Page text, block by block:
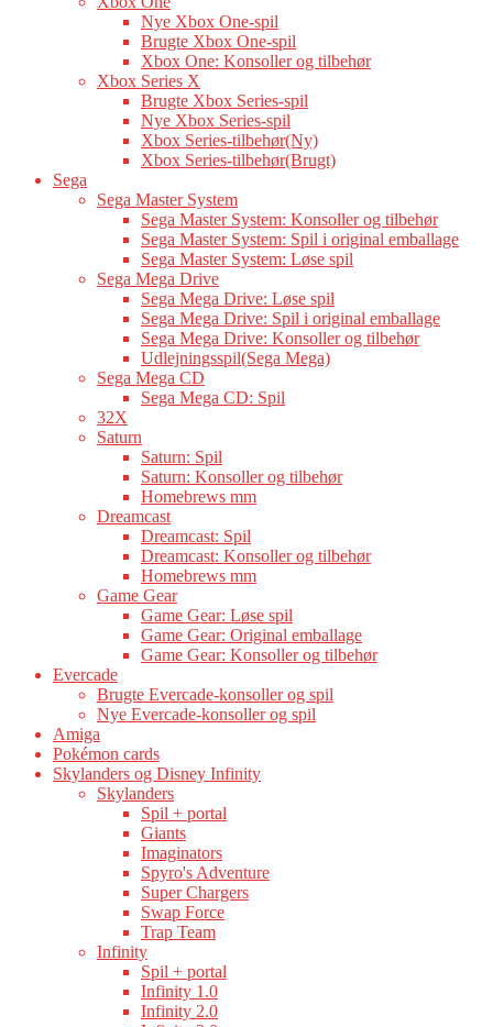
Nye Xbox One-spil
Brugte Xbox One-spil
Xbox One: Konsoller og tilbehør
Xbox Series X
Brugte Xbox Series-spil
Nye Xbox Series-spil
Xbox Series-tilbehør(Ny)
Xbox Series-tilbehør(Brugt)
Sega
Sega Master System
Sega Master System: Konsoller og tilbehør
Sega Master System: Spil i original emballage
Sega Master System: Løse spil
Sega Mega Drive
Sega Mega Drive: Løse spil
Sega Mega Drive: Spil i original emballage
Sega Mega Drive: Konsoller og tilbehør
Udlejningsspil(Sega Mega)
Sega Mega CD
Sega Mega CD: Spil
32X
Saturn
Saturn: Spil
Saturn: Konsoller og tilbehør
Homebrews mm
Dreamcast
Dreamcast: Spil
Dreamcast: Konsoller og tilbehør
Homebrews mm
Game Gear
Game Gear: Løse spil
Game Gear: Original emballage
Game Gear: Konsoller og tilbehør
Evercade
Brugte Evercade-konsoller og spil
Nye Evercade-konsoller og spil
Amiga
Pokémon cards
Skylanders og Disney Infinity
Skylanders
Spil + portal
Giants
Imaginators
Spyro's Adventure
Super Chargers
Swap Force
Trap Team
Infinity
Spil + portal
Infinity 1.0
Infinity 2.0